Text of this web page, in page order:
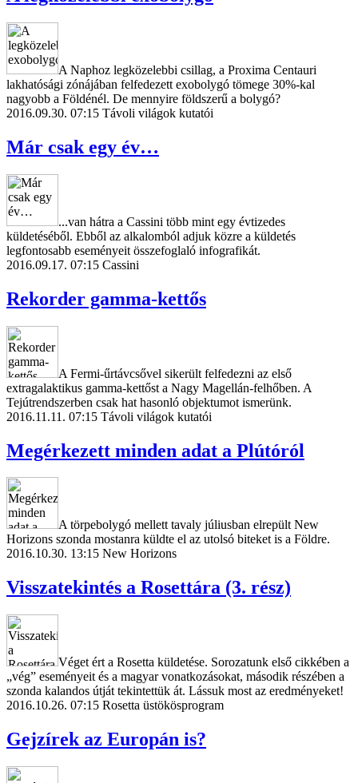
A Naphoz legközelebbi csillag, a Proxima Centauri
lakhatósági zónájában felfedezett exobolygó tömege 30%-kal
nagyobb a Földénél. De mennyire földszerű a bolygó?
2016.09.30. 07:15 Távoli világok kutatói
Már csak egy év…
...van hátra a Cassini több mint egy évtizedes
küldetéséből. Ebből az alkalomból adjuk közre a küldetés
legfontosabb eseményeit összefoglaló infografikát.
2016.09.17. 07:15 Cassini
Rekorder gamma-kettős
A Fermi-űrtávcsővel sikerült felfedezni az első
extragalaktikus gamma-kettőst a Nagy Magellán-felhőben. A
Tejútrendszerben csak hat hasonló objektumot ismerünk.
2016.11.11. 07:15 Távoli világok kutatói
Megérkezett minden adat a Plútóról
A törpebolygó mellett tavaly júliusban elrepült New
Horizons szonda mostanra küldte el az utolsó biteket is a Földre.
2016.10.30. 13:15 New Horizons
Visszatekintés a Rosettára (3. rész)
Véget ért a Rosetta küldetése. Sorozatunk első cikkében a
„vég” eseményeit és a magyar vonatkozásokat, második részében a
szonda kalandos útját tekintettük át. Lássuk most az eredményeket!
2016.10.26. 07:15 Rosetta üstökösprogram
Gejzírek az Europán is?